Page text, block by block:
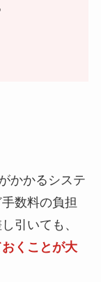
かかるシステ
数料の負担
引いても、
くことが大